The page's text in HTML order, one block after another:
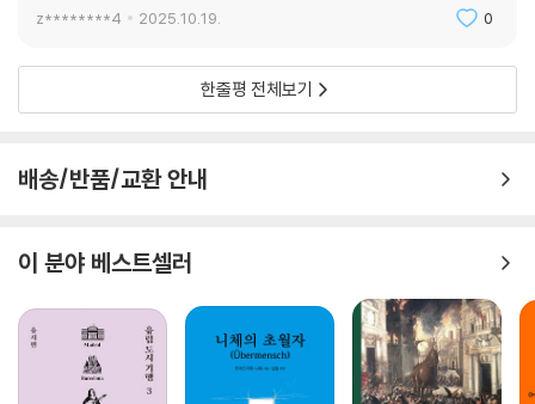
z********4 2025.10.19. 0
한줄평 전체보기
배송/반품/교환 안내
이 분야 베스트셀러